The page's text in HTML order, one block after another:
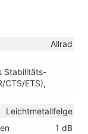
Allrad
Stabilitäts-
CTS/ETS),
Leichtmetallfelge
1 dB